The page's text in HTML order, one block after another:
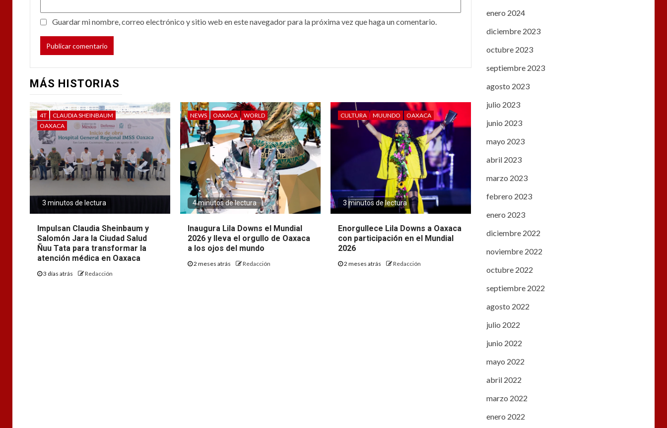
Guardar mi nombre, correo electrónico y sitio web en este navegador para la próxima vez que haga un comentario.
MÁS HISTORIAS
4T
CLAUDIA SHEINBAUM
OAXACA
3 minutos de lectura
Impulsan Claudia Sheinbaum y
Salomón Jara la Ciudad Salud
Ñuu Tata para transformar la
atención médica en Oaxaca
3 días atrás Redacción
NEWS OAXACA WORLD
4 minutos de lectura
Inaugura Lila Downs el Mundial
2026 y lleva el orgullo de Oaxaca
a los ojos del mundo
2 meses atrás Redacción
CULTURA MUUNDO OAXACA
3 minutos de lectura
Enorgullece Lila Downs a Oaxaca
con participación en el Mundial
2026
2 meses atrás Redacción
enero 2024
diciembre 2023
octubre 2023
septiembre 2023
agosto 2023
julio 2023
junio 2023
mayo 2023
abril 2023
marzo 2023
febrero 2023
enero 2023
diciembre 2022
noviembre 2022
octubre 2022
septiembre 2022
agosto 2022
julio 2022
junio 2022
mayo 2022
abril 2022
marzo 2022
enero 2022